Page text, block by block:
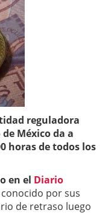
reguladora
México da a
horas de todos los
en el Diario
por sus
de retraso luego